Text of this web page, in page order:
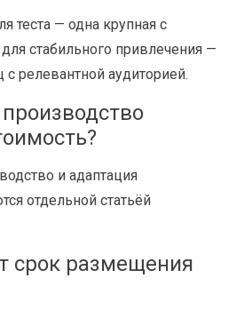
теста — одна крупная с
стабильного привлечения —
релевантной аудиторией.
и адаптация
отдельной статьёй
срок размещения